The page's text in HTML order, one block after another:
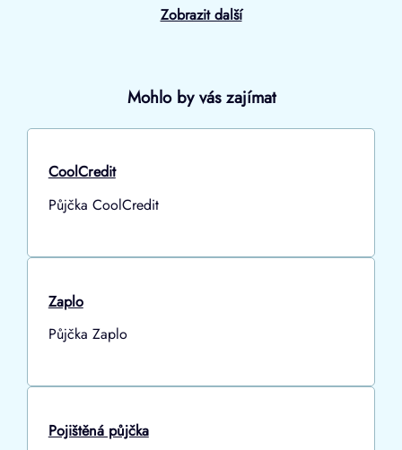
Zobrazit další
Mohlo by vás zajímat
CoolCredit
Půjčka CoolCredit
Zaplo
Půjčka Zaplo
Pojištěná půjčka